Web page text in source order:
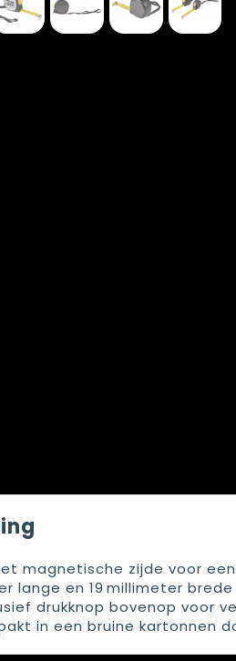
magnetische zijde voor
lange en 19 millimeter
drukknop bovenop voor
in een bruine kartonnen